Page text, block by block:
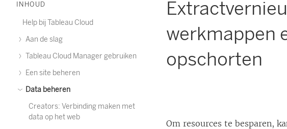
INHOUD
Help bij Tableau Cloud
Aan de slag
Tableau Cloud Manager gebruiken
Een site beheren
Data beheren
Creators: Verbinding maken met
data op het web
werkmappen
opschorten
Om resources te besparen,